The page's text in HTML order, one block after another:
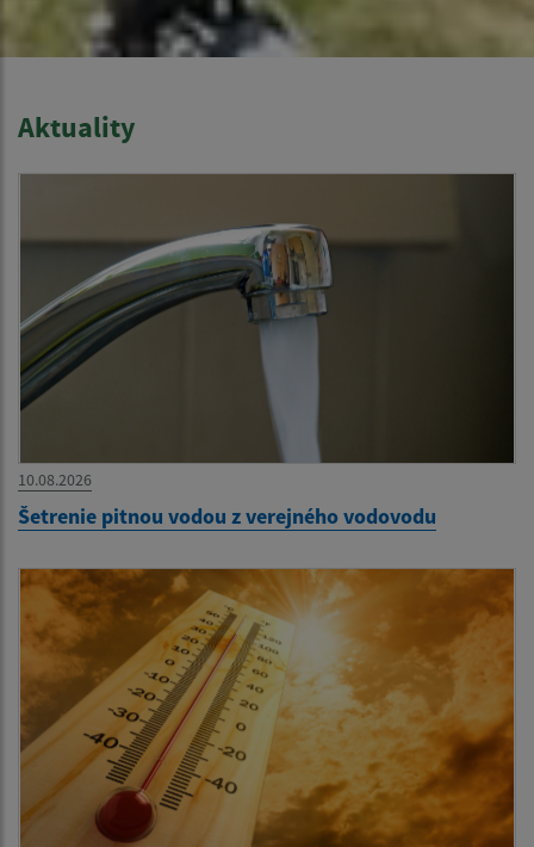
Aktuality
10.08.2026
Šetrenie pitnou vodou z verejného vodovodu